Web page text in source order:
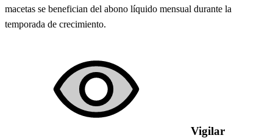
macetas se benefician del abono líquido mensual durante la
temporada de crecimiento.
Vigilar